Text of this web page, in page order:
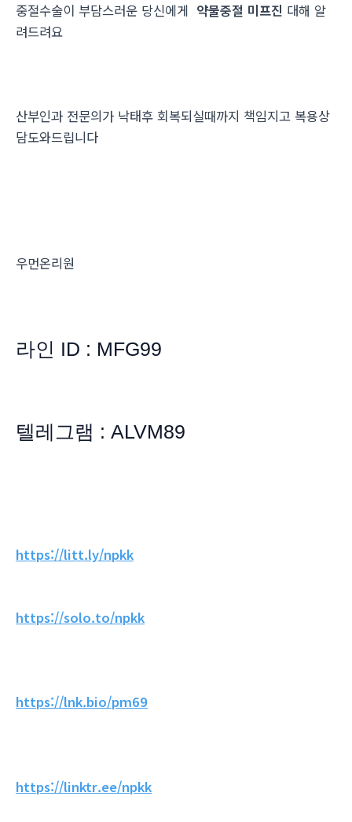
중절수술이 부담스러운 당신에게 약물중절 미프진 대해 알
려드려요
산부인과 전문의가 낙태후 회복되실때까지 책임지고 복용상
담도와드립니다
우먼온리원
라인 ID : MFG99
텔레그램 : ALVM89
https://litt.ly/npkk
https://solo.to/npkk
https://lnk.bio/pm69
https://linktr.ee/npkk